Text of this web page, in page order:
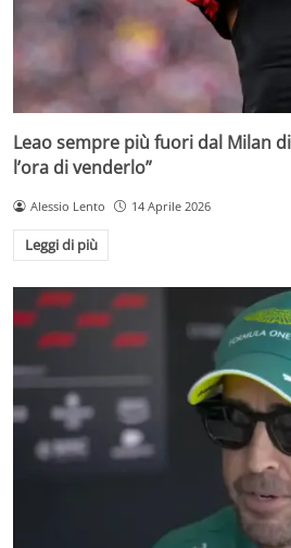
Leao sempre più fuori dal Milan
l’ora di venderlo”
Alessio Lento 14 Aprile 2026
Leggi di più